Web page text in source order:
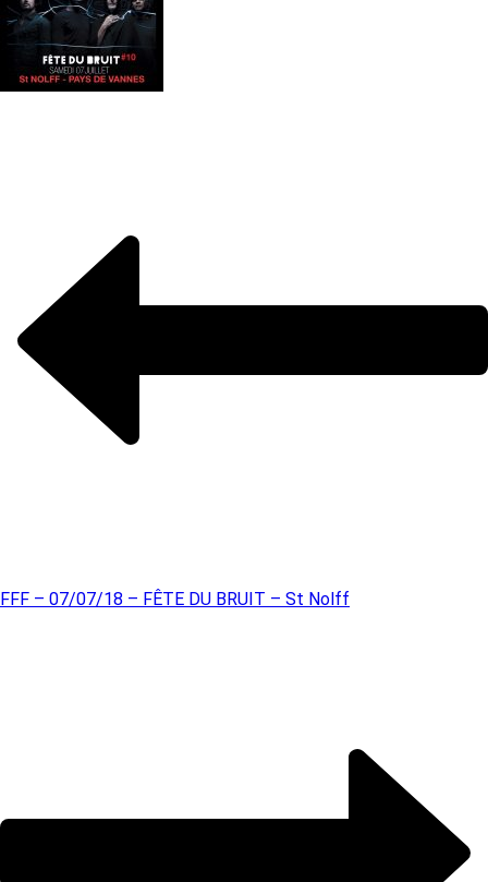
FFF – 07/07/18 – FÊTE DU BRUIT – St Nolff